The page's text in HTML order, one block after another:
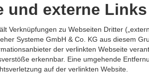
und externe Links
Verknüpfungen zu Webseiten Dritter
Systeme GmbH & Co. KG aus diesem
der verlinkten Webseite
erkennbar. Eine umgehende
auf der verlinkten Website.